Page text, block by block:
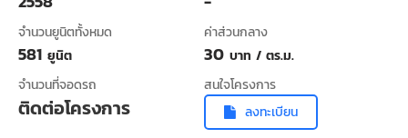
จำนวนยูนิตทั้งหมด
581 ยูนิต
ค่าส่วนกลาง
30 บาท / ตร.ม.
จำนวนที่จอดรถ
ติดต่อโครงการ
สนใจโครงการ
ลงทะเบียน